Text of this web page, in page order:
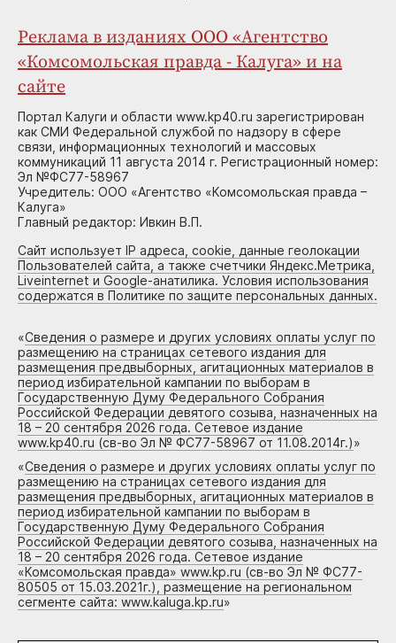
Реклама в изданиях ООО «Агентство
«Комсомольская правда - Калуга» и на
сайте
Портал Калуги и области www.kp40.ru зарегистрирован
как СМИ Федеральной службой по надзору в сфере
связи, информационных технологий и массовых
коммуникаций 11 августа 2014 г. Регистрационный номер:
Эл №ФС77-58967
Учредитель: ООО «Агентство «Комсомольская правда –
Калуга»
Главный редактор: Ивкин В.П.
Сайт использует IP адреса, cookie, данные геолокации
Пользователей сайта, а также счетчики Яндекс.Метрика,
Liveinternet и Google-анатилика. Условия использования
содержатся в Политике по защите персональных данных.
«Сведения о размере и других условиях оплаты услуг по
размещению на страницах сетевого издания для
размещения предвыборных, агитационных материалов в
период избирательной кампании по выборам в
Государственную Думу Федерального Собрания
Российской Федерации девятого созыва, назначенных на
18 – 20 сентября 2026 года. Сетевое издание
www.kp40.ru (св-во Эл № ФС77-58967 от 11.08.2014г.)»
«Сведения о размере и других условиях оплаты услуг по
размещению на страницах сетевого издания для
размещения предвыборных, агитационных материалов в
период избирательной кампании по выборам в
Государственную Думу Федерального Собрания
Российской Федерации девятого созыва, назначенных на
18 – 20 сентября 2026 года. Сетевое издание
«Комсомольская правда» www.kp.ru (св-во Эл № ФС77-
80505 от 15.03.2021г.), размещение на региональном
сегменте сайта: www.kaluga.kp.ru»